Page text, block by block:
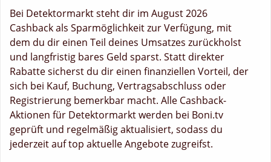
Bei Detektormarkt steht dir im August 2026
Cashback als Sparmöglichkeit zur Verfügung, mit
dem du dir einen Teil deines Umsatzes zurückholst
und langfristig bares Geld sparst. Statt direkter
Rabatte sicherst du dir einen finanziellen Vorteil, der
sich bei Kauf, Buchung, Vertragsabschluss oder
Registrierung bemerkbar macht. Alle Cashback-
Aktionen für Detektormarkt werden bei Boni.tv
geprüft und regelmäßig aktualisiert, sodass du
jederzeit auf top aktuelle Angebote zugreifst.